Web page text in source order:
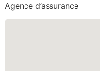
Agence d’assurance